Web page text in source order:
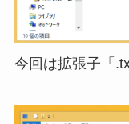
今回は拡張子「